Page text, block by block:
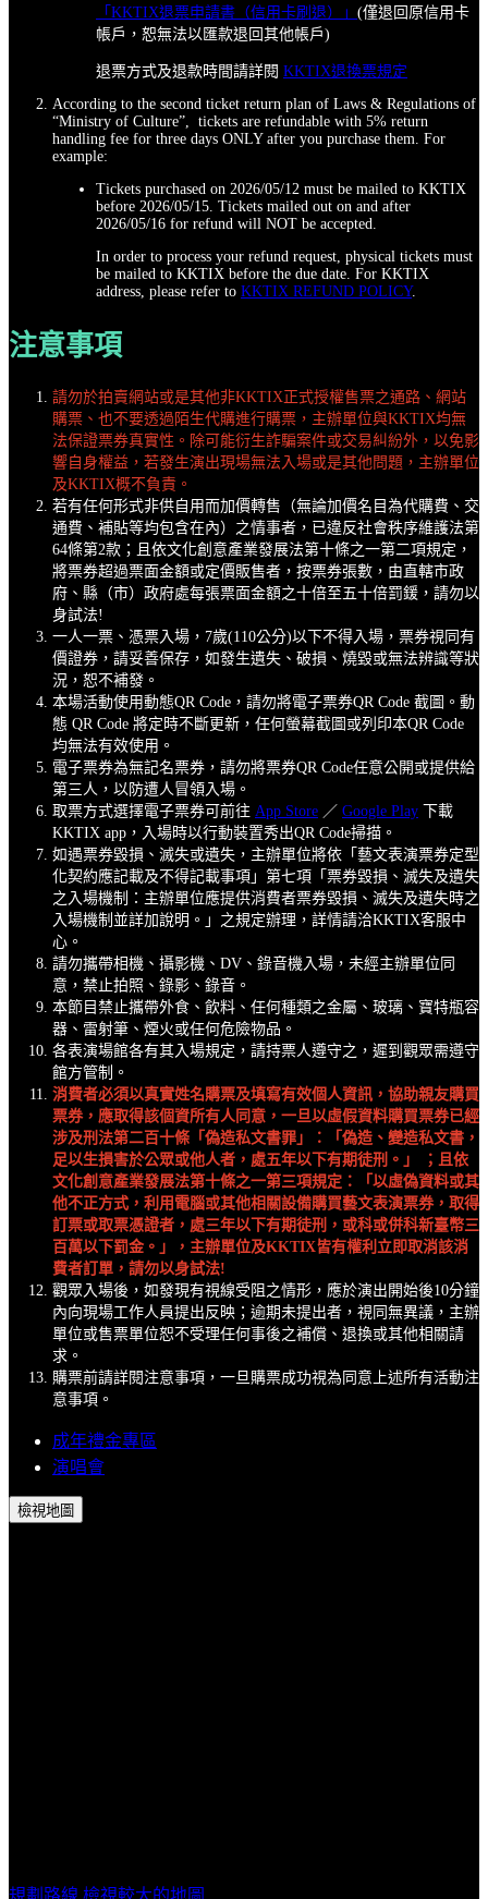
「KKTIX退票申請書（信用卡刷退）」 (僅退回原信用卡
帳戶，恕無法以匯款退回其他帳戶)
退票方式及退款時間請詳閱 KKTIX退換票規定
According to the second ticket return plan of Laws & Regulations of
“Ministry of Culture”, tickets are refundable with 5% return
handling fee for three days ONLY after you purchase them. For
example:
Tickets purchased on 2026/05/12 must be mailed to KKTIX
before 2026/05/15. Tickets mailed out on and after
2026/05/16 for refund will NOT be accepted.
In order to process your refund request, physical tickets must
be mailed to KKTIX before the due date. For KKTIX
address, please refer to KKTIX REFUND POLICY.
注意事項
請勿於拍賣網站或是其他非KKTIX正式授權售票之通路、網站
購票、也不要透過陌生代購進行購票，主辦單位與KKTIX均無
法保證票券真實性。除可能衍生詐騙案件或交易糾紛外，以免影
響自身權益，若發生演出現場無法入場或是其他問題，主辦單位
及KKTIX概不負責。
若有任何形式非供自用而加價轉售（無論加價名目為代購費、交
通費、補貼等均包含在內）之情事者，已違反社會秩序維護法第
64條第2款；且依文化創意產業發展法第十條之一第二項規定，
將票券超過票面金額或定價販售者，按票券張數，由直轄市政
府、縣（市）政府處每張票面金額之十倍至五十倍罰鍰，請勿以
身試法!
一人一票、憑票入場，7歲(110公分)以下不得入場，票券視同有
價證券，請妥善保存，如發生遺失、破損、燒毀或無法辨識等狀
況，恕不補發。
本場活動使用動態QR Code，請勿將電子票券QR Code 截圖。動
態 QR Code 將定時不斷更新，任何螢幕截圖或列印本QR Code
均無法有效使用。
電子票券為無記名票券，請勿將票券QR Code任意公開或提供給
第三人，以防遭人冒領入場。
取票方式選擇電子票券可前往 App Store ／ Google Play 下載
KKTIX app，入場時以行動裝置秀出QR Code掃描。
如遇票券毀損、滅失或遺失，主辦單位將依「藝文表演票券定型
化契約應記載及不得記載事項」第七項「票券毀損、滅失及遺失
之入場機制：主辦單位應提供消費者票券毀損、滅失及遺失時之
入場機制並詳加說明。」之規定辦理，詳情請洽KKTIX客服中
心。
請勿攜帶相機、攝影機、DV、錄音機入場，未經主辦單位同
意，禁止拍照、錄影、錄音。
本節目禁止攜帶外食、飲料、任何種類之金屬、玻璃、寶特瓶容
器、雷射筆、煙火或任何危險物品。
各表演場館各有其入場規定，請持票人遵守之，遲到觀眾需遵守
館方管制。
消費者必須以真實姓名購票及填寫有效個人資訊，協助親友購買
票券，應取得該個資所有人同意，一旦以虛假資料購買票券已經
涉及刑法第二百十條「偽造私文書罪」：「偽造、變造私文書，
足以生損害於公眾或他人者，處五年以下有期徒刑。」 ；且依
文化創意產業發展法第十條之一第三項規定：「以虛偽資料或其
他不正方式，利用電腦或其他相關設備購買藝文表演票券，取得
訂票或取票憑證者，處三年以下有期徒刑，或科或併科新臺幣三
百萬以下罰金。」，主辦單位及KKTIX皆有權利立即取消該消
費者訂單，請勿以身試法!
觀眾入場後，如發現有視線受阻之情形，應於演出開始後10分鐘
內向現場工作人員提出反映；逾期未提出者，視同無異議，主辦
單位或售票單位恕不受理任何事後之補償、退換或其他相關請
求。
購票前請詳閱注意事項，一旦購票成功視為同意上述所有活動注
意事項。
成年禮金專區
演唱會
檢視地圖